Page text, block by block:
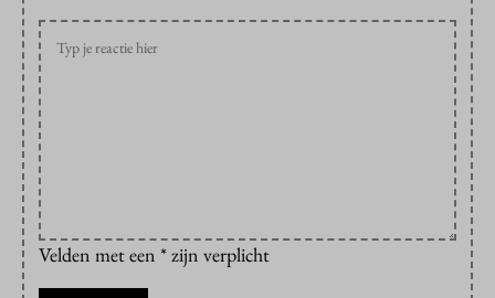
Velden met een * zijn verplicht